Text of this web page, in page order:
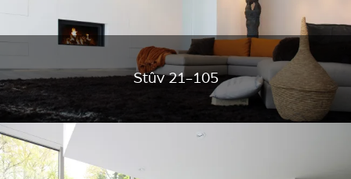
Stûv 21-105